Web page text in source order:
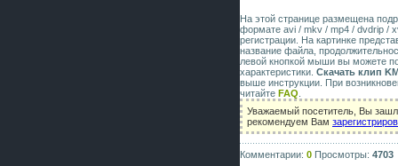
На этой странице размещена
формате avi / mkv / mp4 / dvdrip /
регистрации. На картинке
название файла,
левой кнопкой мыши вы можете
характеристики. Скачать клип
выше инструкции. При
читайте FAQ
Уважаемый посетитель, Вы
рекомендуем Вам
Комментарии: 0 Просмотры: 4703